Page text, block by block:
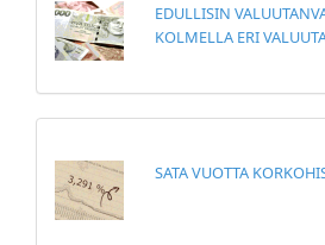
EDULLISIN
KOLMELLA ERI
SATA VUOTTA